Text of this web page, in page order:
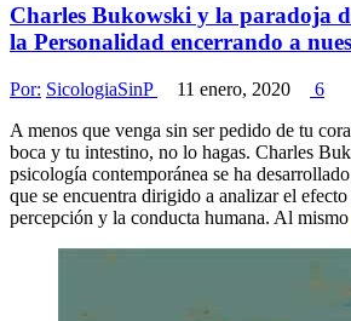
Charles Bukowski y la paradoja
la Personalidad encerrando a
Por: SicologiaSinP 11 enero, 2020
6
A menos que venga sin ser pedido de tu
boca y tu intestino, no lo hagas. Charles
psicología contemporánea se ha
que se encuentra dirigido a analizar el
percepción y la conducta humana. Al mismo